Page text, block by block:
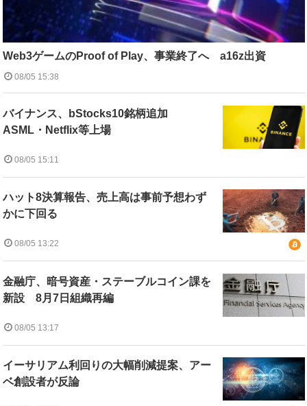
Web3ゲームのProof of Play、事業終了へ a16z出資
08/05 15:38
バイナンス、bStocks10銘柄追加
ASML・Netflix等上場
08/05 15:11
ハット8決算報告、売上高は事前予想わず
かに下回る
08/05 13:22
金融庁、暗号資産・ステーブルコイン課を
新設 8月7日組織再編
08/05 13:17
イーサリアム利回りの大幅削減提案、アー
ベ創設者が反論